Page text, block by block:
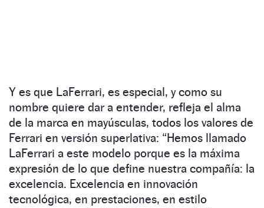
Y es que LaFerrari, es especial, y como su
nombre quiere dar a entender, refleja el alma
de la marca en mayúsculas, todos los valores de
Ferrari en versión superlativa: “Hemos llamado
LaFerrari a este modelo porque es la máxima
expresión de lo que define nuestra compañía: la
excelencia. Excelencia en innovación
tecnológica, en prestaciones, en estilo